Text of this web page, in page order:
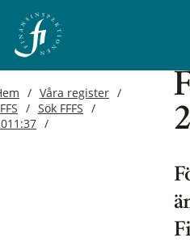
Våra register
Sök FFFS